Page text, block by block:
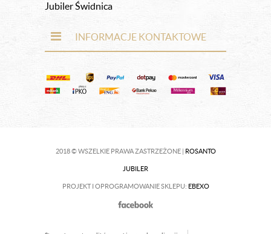
Jubiler Świdnica
INFORMACJE KONTAKTOWE
2018 © WSZELKIE PRAWA ZASTRZEŻONE | ROSANTO
JUBILER
PROJEKT I OPROGRAMOWANIE SKLEPU: EBEXO